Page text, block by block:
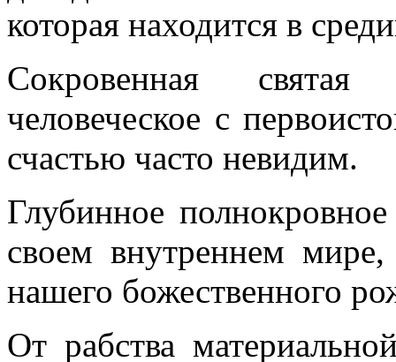
которая находится в
Сокровенная
человеческое с
счастью часто невидим.
Глубинное
своем внутреннем
нашего божественного
От рабства